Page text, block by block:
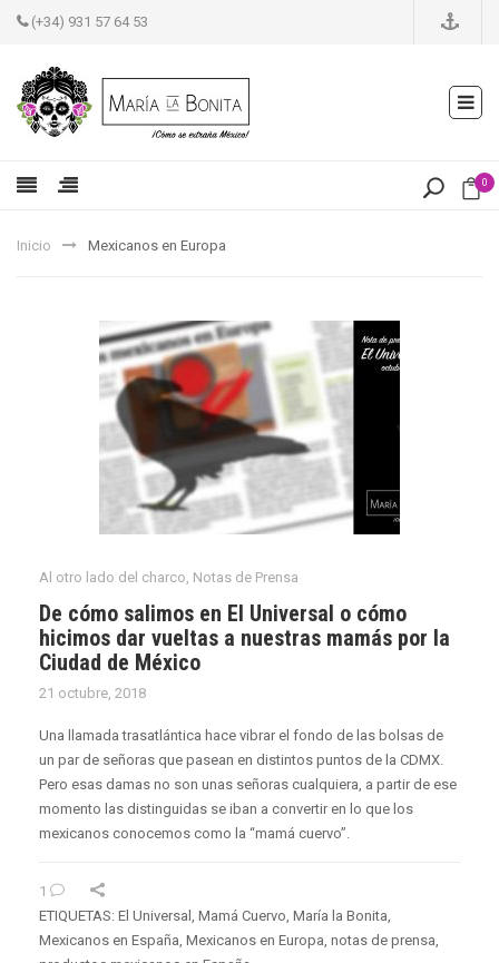
(+34) 931 57 64 53
0
Inicio Mexicanos en Europa
Al otro lado del charco, Notas de Prensa
De cómo salimos en El Universal o cómo
hicimos dar vueltas a nuestras mamás por la
Ciudad de México
21 octubre, 2018
Una llamada trasatlántica hace vibrar el fondo de las bolsas de
un par de señoras que pasean en distintos puntos de la CDMX.
Pero esas damas no son unas señoras cualquiera, a partir de ese
momento las distinguidas se iban a convertir en lo que los
mexicanos conocemos como la “mamá cuervo”.
1
ETIQUETAS: El Universal , Mamá Cuervo, María la Bonita,
Mexicanos en España, Mexicanos en Europa, notas de prensa,